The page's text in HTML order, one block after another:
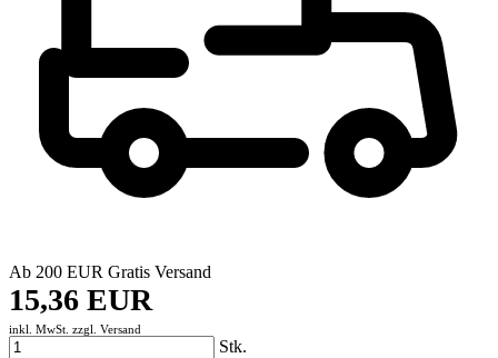
Ab 200 EUR Gratis Versand
15,36 EUR
inkl. MwSt. zzgl. Versand
Stk.